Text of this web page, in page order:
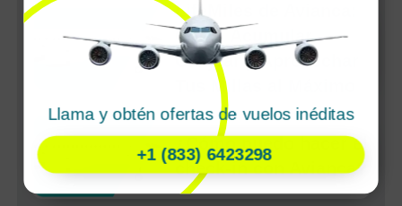
LifeMiles de Avianca:
Cómo Acumular,
Canjear y Aprovechar
Tus Millas al Máximo
¿Cómo puedo hacer el
check-in con Avianca?
Llama y obtén ofertas de vuelos inéditas
+1 (833) 6423298